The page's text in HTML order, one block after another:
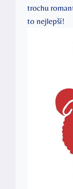
trochu
to nejlepší!